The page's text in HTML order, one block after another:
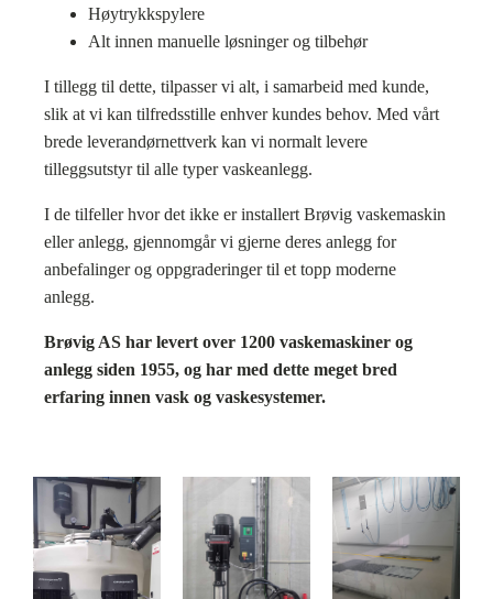
Høytrykkspylere
Alt innen manuelle løsninger og tilbehør
I tillegg til dette, tilpasser vi alt, i samarbeid med kunde,
slik at vi kan tilfredsstille enhver kundes behov. Med vårt
brede leverandørnettverk kan vi normalt levere
tilleggsutstyr til alle typer vaskeanlegg.
I de tilfeller hvor det ikke er installert Brøvig vaskemaskin
eller anlegg, gjennomgår vi gjerne deres anlegg for
anbefalinger og oppgraderinger til et topp moderne
anlegg.
Brøvig AS har levert over 1200 vaskemaskiner og
anlegg siden 1955, og har med dette meget bred
erfaring innen vask og vaskesystemer.